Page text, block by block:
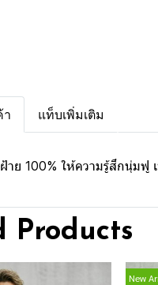
า แท็บเพิ่มเติม
ย 100% ให้ความรู้สึกนุ่มฟู
Products
New